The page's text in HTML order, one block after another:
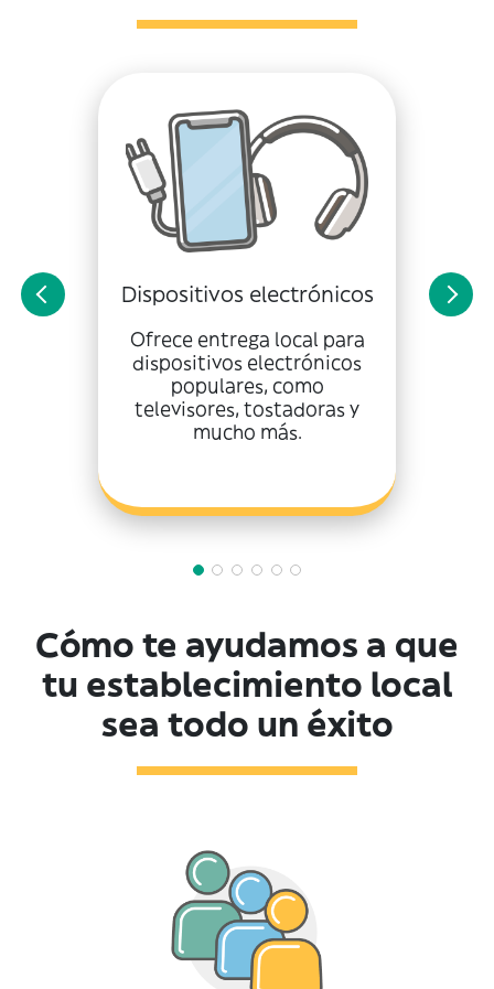
Dispositivos electrónicos
Ofrece entrega local para
dispositivos electrónicos
populares, como
televisores, tostadoras y
mucho más.
Cómo te ayudamos a que
tu establecimiento local
sea todo un éxito